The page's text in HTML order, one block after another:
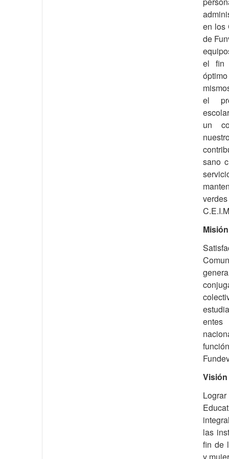
en los
de
el fin
el
un
sano
Misión
Visión
las
fin de